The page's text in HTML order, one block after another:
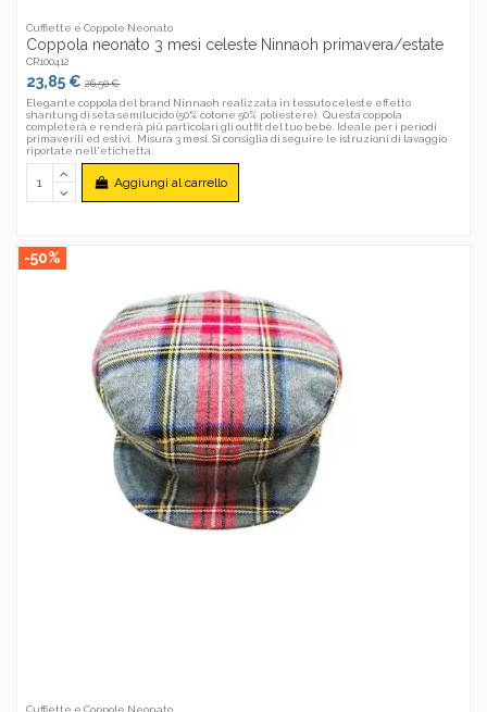
Cuffiette e Coppole Neonato
Coppola neonato 3 mesi celeste Ninnaoh primavera/estate
CR100412
23,85 €26,50 €
Elegante coppola del brand Ninnaoh realizzata in tessuto celeste effetto
shantung di seta semilucido (50% cotone 50% poliestere). Questa coppola
completerà e renderà più particolari gli outfit del tuo bebè. Ideale per i periodi
primaverili ed estivi. Misura 3 mesi. Si consiglia di seguire le istruzioni di lavaggio
riportate nell'etichetta.
Aggiungi al carrello
-50%
Cuffiette e Coppole Neonato